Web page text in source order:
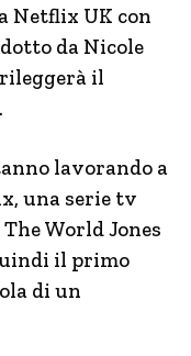
Netflix UK con
da Nicole
rileggerà il
lavorando a
una serie tv
World Jones
il primo
di un